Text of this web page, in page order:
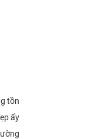
tồn
ấy